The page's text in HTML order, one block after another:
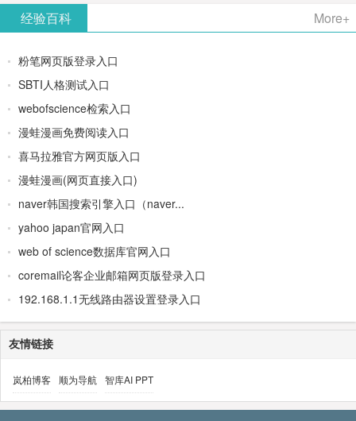
经验百科 More+
粉笔网页版登录入口
SBTI人格测试入口
webofscience检索入口
漫蛙漫画免费阅读入口
喜马拉雅官方网页版入口
漫蛙漫画(网页直接入口)
naver韩国搜索引擎入口（naver...
yahoo japan官网入口
web of science数据库官网入口
coremail论客企业邮箱网页版登录入口
192.168.1.1无线路由器设置登录入口
友情链接
岚柏博客 顺为导航 智库AI PPT